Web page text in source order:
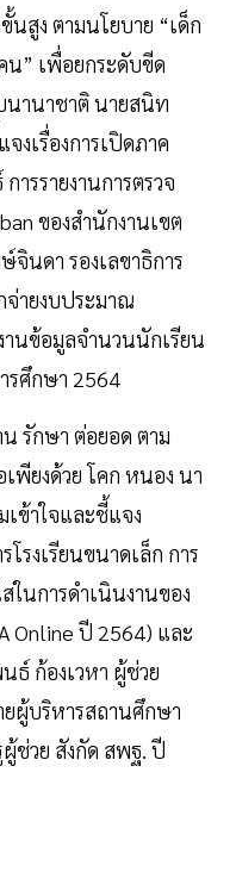
สูง ตามนโยบาย “เด็ก
น” เพื่อยกระดับขีด
นานาชาติ นายสนิท
งเรื่องการเปิดภาค
ารรายงานการตรวจ
ของสำนักงานเขต
นดา รองเลขาธิการ
จ่ายงบประมาณ
นข้อมูลจำนวนนักเรียน
รศึกษา 2564
น รักษา ต่อยอด ตาม
พียงด้วย โคก หนอง นา
เข้าใจและชี้แจง
โรงเรียนขนาดเล็ก การ
ในการดำเนินงานของ
Online ปี 2564) และ
ก้องเวหา ผู้ช่วย
ยผู้บริหารสถานศึกษา
ช่วย สังกัด สพฐ. ปี